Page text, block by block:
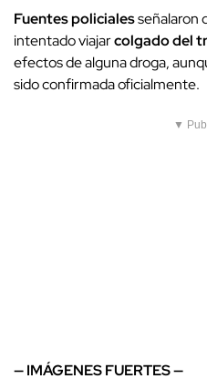
Fuentes policialesseñalaron
intentado viajarcolgado del
efectos de alguna droga,
sido confirmada oficialmente.
▼
— IMÁGENES FUERTES —